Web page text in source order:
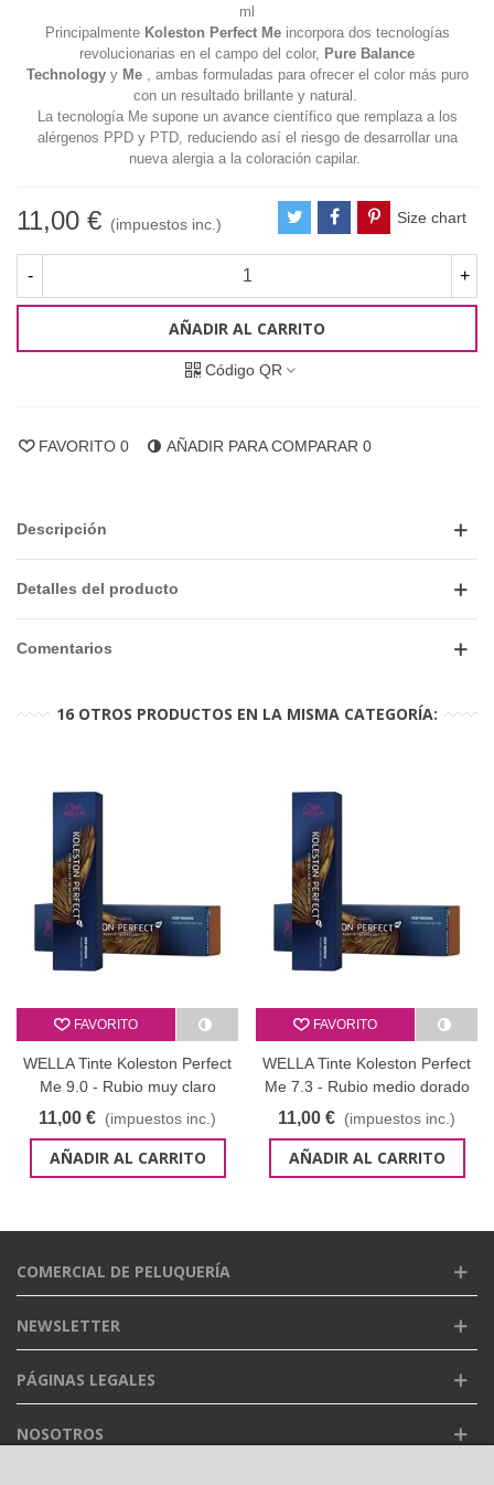
ml
Principalmente Koleston Perfect Me incorpora dos tecnologías
revolucionarias en el campo del color, Pure Balance
Technologyy Me , ambas formuladas para ofrecer el color más puro
con un resultado brillante y natural.
La tecnología Me supone un avance científico que remplaza a los
alérgenos PPD y PTD, reduciendo así el riesgo de desarrollar una
nueva alergia a la coloración capilar.
11,00 € (impuestos inc.) Size chart
- +
AÑADIR AL CARRITO
Código QR
FAVORITO 0 AÑADIR PARA COMPARAR 0
Descripción
Detalles del producto
Comentarios
16 OTROS PRODUCTOS EN LA MISMA CATEGORÍA:
FAVORITO
WELLA Tinte Koleston Perfect
Me 9.0 - Rubio muy claro
intenso 60 ml
11,00 € (impuestos inc.)
AÑADIR AL CARRITO
FAVORITO
WELLA Tinte Koleston Perfect
Me 7.3 - Rubio medio dorado
60 ml
11,00 € (impuestos inc.)
AÑADIR AL CARRITO
COMERCIAL DE PELUQUERÍA
NEWSLETTER
PÁGINAS LEGALES
NOSOTROS